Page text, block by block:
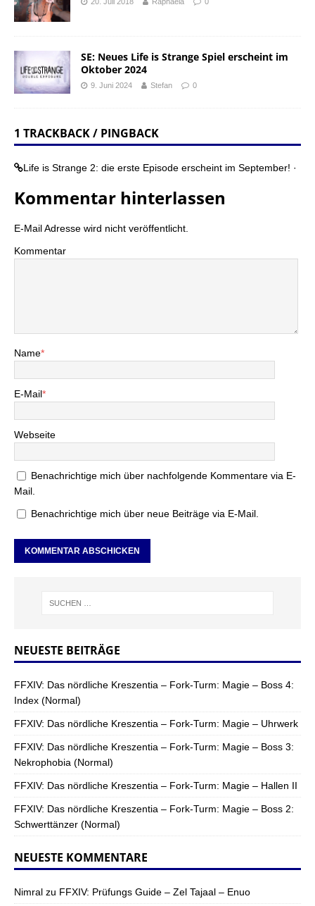
SE: Neues Life is Strange Spiel erscheint im
Oktober 2024
9. Juni 2024 Stefan 0
1 TRACKBACK / PINGBACK
Life is Strange 2: die erste Episode erscheint im September! ·
Kommentar hinterlassen
E-Mail Adresse wird nicht veröffentlicht.
Kommentar
Name*
E-Mail*
Webseite
Benachrichtige mich über nachfolgende Kommentare via E-
Mail.
Benachrichtige mich über neue Beiträge via E-Mail.
NEUESTE BEITRÄGE
FFXIV: Das nördliche Kreszentia – Fork-Turm: Magie – Boss 4:
Index (Normal)
FFXIV: Das nördliche Kreszentia – Fork-Turm: Magie – Uhrwerk
FFXIV: Das nördliche Kreszentia – Fork-Turm: Magie – Boss 3:
Nekrophobia (Normal)
FFXIV: Das nördliche Kreszentia – Fork-Turm: Magie – Hallen II
FFXIV: Das nördliche Kreszentia – Fork-Turm: Magie – Boss 2:
Schwerttänzer (Normal)
NEUESTE KOMMENTARE
Nimral zu FFXIV: Prüfungs Guide – Zel Tajaal – Enuo